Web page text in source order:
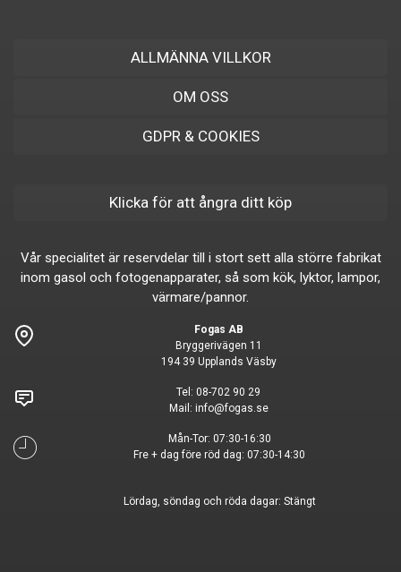
ALLMÄNNA VILLKOR
OM OSS
GDPR & COOKIES
Klicka för att ångra ditt köp
Vår specialitet är reservdelar till i stort sett alla större fabrikat
inom gasol och fotogenapparater, så som kök, lyktor, lampor,
värmare/pannor.
Fogas AB
Bryggerivägen 11
194 39 Upplands Väsby
Tel: 08-702 90 29
Mail: info@fogas.se
Mån-Tor: 07:30-16:30
Fre + dag före röd dag: 07:30-14:30
Lördag, söndag och röda dagar: Stängt